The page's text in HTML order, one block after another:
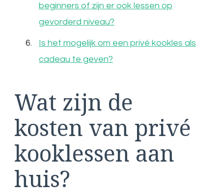
beginners of zijn er ook lessen op
gevorderd niveau?
Is het mogelijk om een privé kookles als
cadeau te geven?
Wat zijn de
kosten van privé
kooklessen aan
huis?